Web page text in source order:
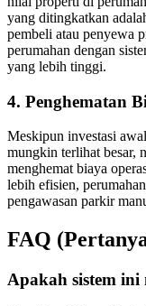
yang ditingkatkan
pembeli atau penyewa
perumahan dengan
yang lebih tinggi.
4. Penghematan
Meskipun investasi
mungkin terlihat besar,
menghemat biaya
lebih efisien,
pengawasan parkir
FAQ
Apakah sistem